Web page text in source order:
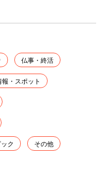
仏事・終活
・スポット
ク その他